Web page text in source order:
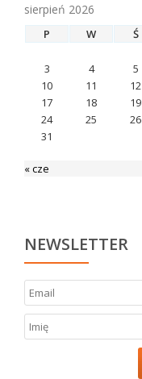
sierpień 2026
P W Ś
3
4 5
10
11 12
17
18 19
24
25 26
31
« cze
NEWSLETTER